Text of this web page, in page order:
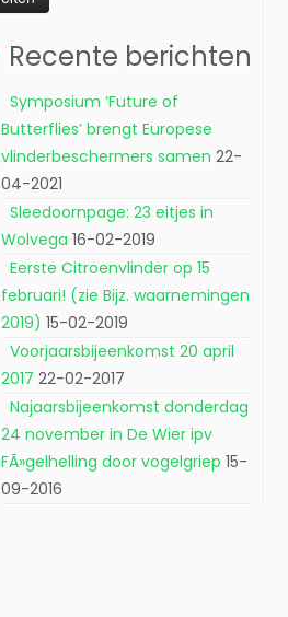
Recente berichten
Symposium ‘Future of
Butterflies’ brengt Europese
vlinderbeschermers samen 22-
04-2021
Sleedoornpage: 23 eitjes in
Wolvega 16-02-2019
Eerste Citroenvlinder op 15
februari! (zie Bijz. waarnemingen
2019) 15-02-2019
Voorjaarsbijeenkomst 20 april
2017 22-02-2017
Najaarsbijeenkomst donderdag
24 november in De Wier ipv
FÃ»gelhelling door vogelgriep 15-
09-2016